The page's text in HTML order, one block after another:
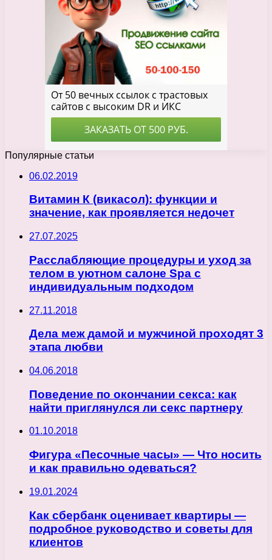
Популярные статьи
06.02.2019
Витамин К (викасол): функции и
значение, как проявляется недочет
27.07.2025
Расслабляющие процедуры и уход за
телом в уютном салоне Spa с
индивидуальным подходом
27.11.2018
Дела меж дамой и мужчиной проходят 3
этапа любви
04.06.2018
Поведение по окончании секса: как
найти приглянулся ли секс партнеру
01.10.2018
Фигура «Песочные часы» — Что носить
и как правильно одеваться?
19.01.2024
Как сбербанк оценивает квартиры —
подробное руководство и советы для
клиентов